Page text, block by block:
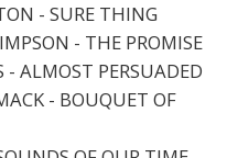
- SURE THING
- THE PROMISE
ALMOST PERSUADED
- BOUQUET OF